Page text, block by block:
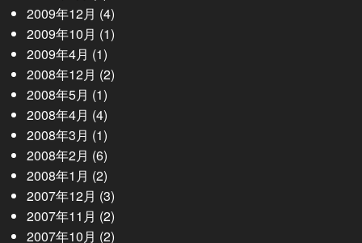
2009年12月 (4)
2009年10月 (1)
2009年4月 (1)
2008年12月 (2)
2008年5月 (1)
2008年4月 (4)
2008年3月 (1)
2008年2月 (6)
2008年1月 (2)
2007年12月 (3)
2007年11月 (2)
2007年10月 (2)